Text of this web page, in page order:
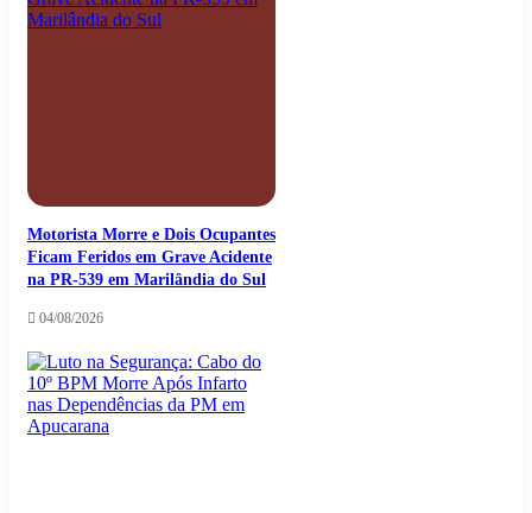
Motorista Morre e Dois Ocupantes
Ficam Feridos em Grave Acidente
na PR-539 em Marilândia do Sul
04/08/2026